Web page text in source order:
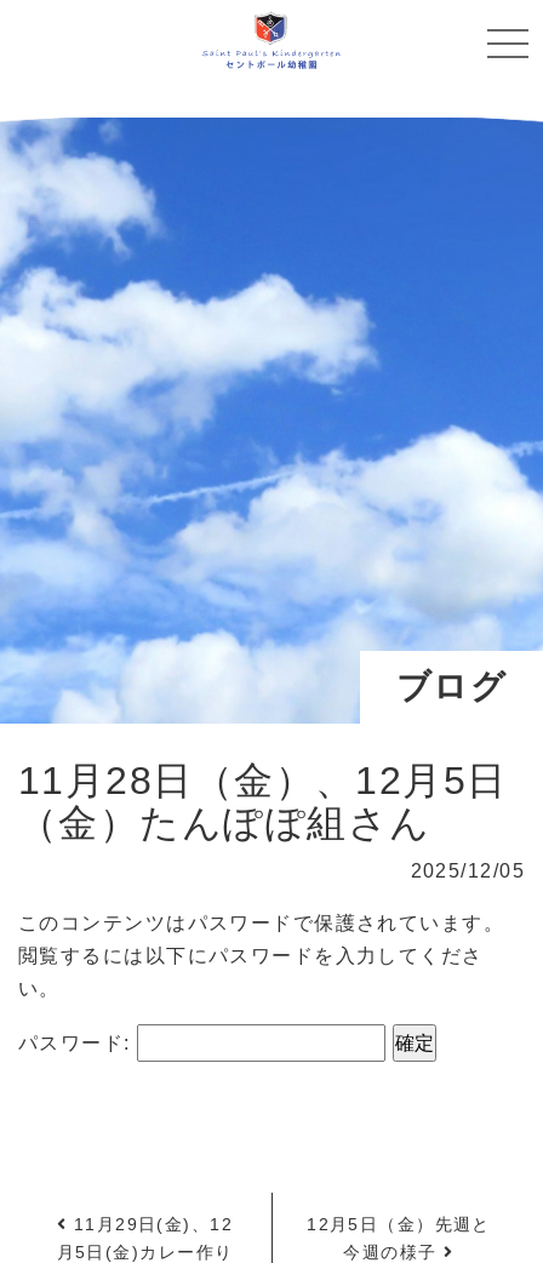
11月28日（金）、12月5日（金）たんぽぽ組さん">
ブログ
11月28日（金）、12月5日
（金）たんぽぽ組さん
2025/12/05
このコンテンツはパスワードで保護されています。
閲覧するには以下にパスワードを入力してくださ
い。
パスワード:
11月29日(金)、12
月5日(金)カレー作り
12月5日（金）先週と
今週の様子